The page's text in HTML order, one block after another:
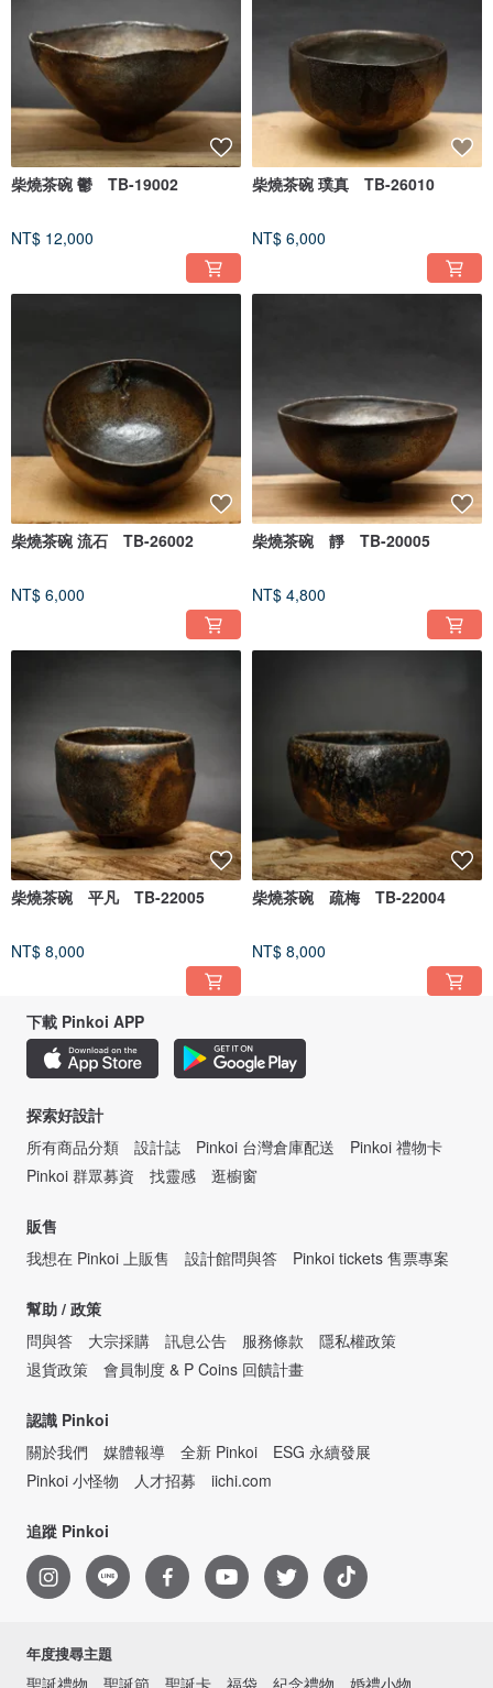
柴燒茶碗 鬱 TB-19002
NT$ 12,000
柴燒茶碗 璞真 TB-26010
NT$ 6,000
柴燒茶碗 流石 TB-26002
NT$ 6,000
柴燒茶碗 靜 TB-20005
NT$ 4,800
柴燒茶碗 平凡 TB-22005
NT$ 8,000
柴燒茶碗 疏梅 TB-22004
NT$ 8,000
下載 Pinkoi APP
探索好設計
所有商品分類
設計誌 Pinkoi 台灣倉庫配送
Pinkoi 禮物卡
Pinkoi 群眾募資
找靈感 逛櫥窗
販售
我想在 Pinkoi 上販售
設計館問與答 Pinkoi tickets 售票專案
幫助 / 政策
問與答
大宗採購 訊息公告 服務條款
隱私權政策
退貨政策
會員制度 & P Coins 回饋計畫
認識 Pinkoi
關於我們
媒體報導 全新 Pinkoi
ESG 永續發展
Pinkoi 小怪物
人才招募 iichi.com
追蹤 Pinkoi
年度搜尋主題
聖誕禮物 聖誕節 聖誕卡 福袋 紀念禮物 婚禮小物